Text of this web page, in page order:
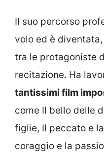
Il suo percorso
volo ed è
tra le protagoniste
recitazione. Ha
tantissimi film
come Il bello delle
figlie, Il peccato e
coraggio e la